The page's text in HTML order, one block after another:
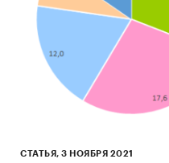
СТАТЬЯ, 3 НОЯБРЯ 2021